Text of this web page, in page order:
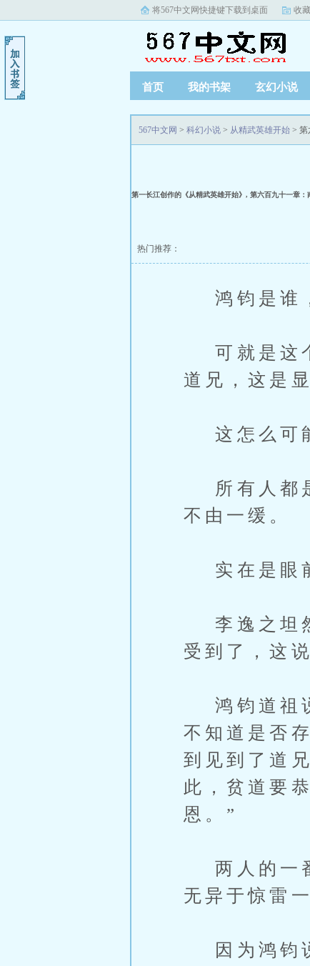
将567中文网快捷键下载到桌面 收
首页 我的书架 玄幻小说
567中文网 > 科幻小说 > 从精武英雄开始 > 第
第一长江创作的《从精武英雄开始》, 第六百九十一章
热门推荐：
鸿钧是谁
可就是这
道兄，这是
这怎么可
所有人都
不由一缓。
实在是眼
李逸之坦
受到了，这
鸿钧道祖
不知道是否
到见到了道
此，贫道要
恩。”
两人的一
无异于惊雷一
因为鸿钧